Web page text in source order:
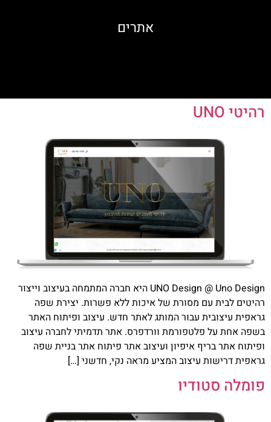
אתרים
רהיטי UNO
UNO Design @ Uno Design היא חברה המתמחה בעיצוב וייצור
רהיטים לבית עם מסורת של איכות ללא פשרות. יצירת שפה
גראפית עיצובית עבור המותג לאתר חדש. עיצוב ופיתוח האתר
בשפה אחת על פלטפורמת וורדפרס. אתר תדמיתי לחברה עיצוב
ופיתוח אתר בריף איפיון ועיצוב אתר פיתוח אתר בניית שפה
גראפית דרישות עיצוב המציע מראה נקי, חדשני […]
פומלה סטודיו